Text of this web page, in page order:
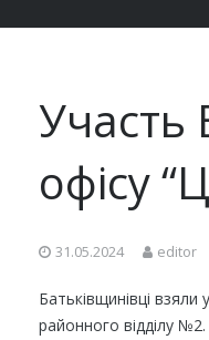
Участь
офісу
31.05.2024 editor
Батьківщинівці
районного відділу